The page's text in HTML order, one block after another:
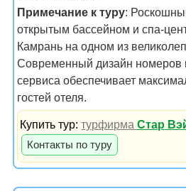
Примечание к туру:
открытым бассейном и спа-
Камрань на одном из
Современный дизайн номеров
сервиса обеспечивает
гостей отеля.
Купить тур:турфирмаСтар
Контакты по туру